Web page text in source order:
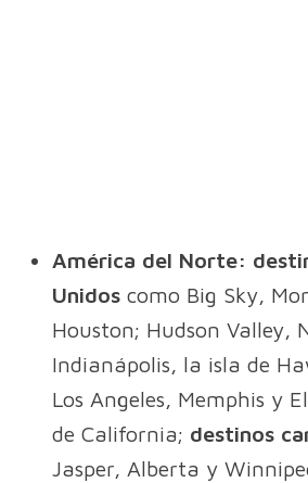
América del Norte:
Unidos como Big Sky,
Houston; Hudson Valley,
Indianápolis, la isla de
Los Angeles, Memphis y
de California; destinos
Jasper, Alberta y